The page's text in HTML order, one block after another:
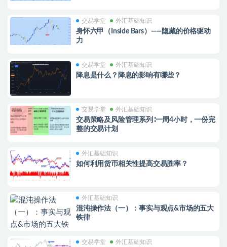
交易学堂 外汇基础知识
身怀六甲（Inside Bars）——隐藏的价格驱动
力
交易学堂 外汇基础知识
降息是什么？降息的影响有哪些？
交易学堂 外汇基础知识
交易策略及风险管理系列∶一周4小时，一份完
整的交易计划
外汇基础知识
如何利用货币相关性提高交易胜率？
外汇基础知识
混沌操作法（一）：事实与观点&市场的五大
铁律
交易学堂 外汇基础知识